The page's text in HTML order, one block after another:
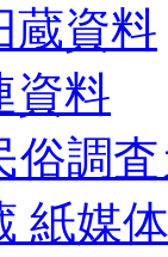
蔵資料
資料
調査
紙媒